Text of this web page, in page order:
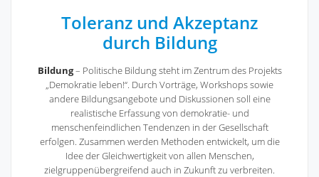
Toleranz und Akzeptanz
durch Bildung
Bildung– Politische Bildung steht im Zentrum des Projekts
„Demokratie leben!“. Durch Vorträge, Workshops sowie
andere Bildungsangebote und Diskussionen soll eine
realistische Erfassung von demokratie- und
menschenfeindlichen Tendenzen in der Gesellschaft
erfolgen. Zusammen werden Methoden entwickelt, um die
Idee der Gleichwertigkeit von allen Menschen,
zielgruppenübergreifend auch in Zukunft zu verbreiten.